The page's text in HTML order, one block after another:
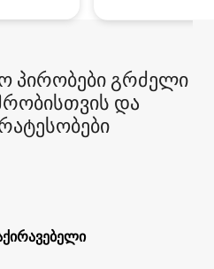
პირობები გრძელი
და